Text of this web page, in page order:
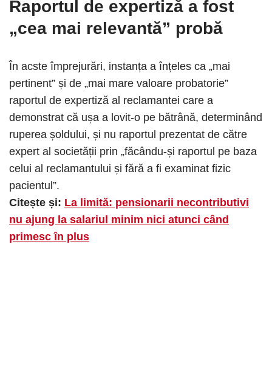
Raportul de expertiză a fost
„cea mai relevantă” probă
În acste împrejurări, instanța a înțeles ca „mai
pertinent” și de „mai mare valoare probatorie”
raportul de expertiză al reclamantei care a
demonstrat că ușa a lovit-o pe bătrână, determinând
ruperea șoldului, și nu raportul prezentat de către
expert al societății prin „făcându-și raportul pe baza
celui al reclamantului și fără a fi examinat fizic
pacientul”.
Citește și: La limită: pensionarii necontributivi
nu ajung la salariul minim nici atunci când
primesc în plus